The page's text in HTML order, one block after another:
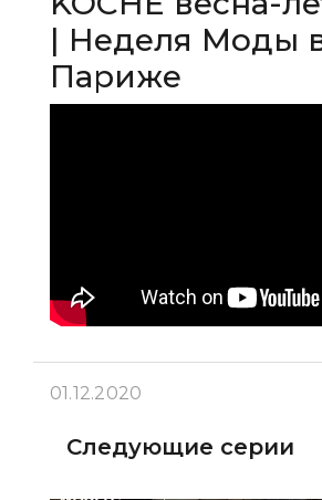
| Неделя Моды
Париже
01.12.2020
Следующие серии